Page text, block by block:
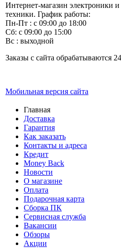
Интернет-магазин электроники
техники. График работы:
Пн-Пт : с 09:00 до 18:00
Сб: с 09:00 до 15:00
Вс : выходной
Заказы с сайта обрабатываются
Мобильная версия сайта
Главная
Доставка
Гарантия
Как заказать
Контакты и адреса
Кредит
Money Back
Новости
О магазине
Оплата
Подарочная карта
Сборка ПК
Сервисная служба
Вакансии
Обзоры
Акции